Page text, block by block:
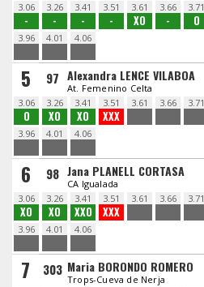
3.06
-
3.26
-
3.41
-
3.51
-
3.61
XO
3.66
-
3.71
O
3.96 4.01 4.06
5 97 Alexandra LENCE VILABOA
At. Femenino Celta
3.06
O
3.26
XO
3.41
XO
3.51
XXX
3.61 3.66 3.71
3.96 4.01 4.06
6 98 Jana PLANELL CORTASA
CA Igualada
3.06
XO
3.26
XO
3.41
XXO
3.51
XXX
3.61 3.66 3.71
3.96 4.01 4.06
7 303 Maria BORONDO ROMERO
Trops-Cueva de Nerja